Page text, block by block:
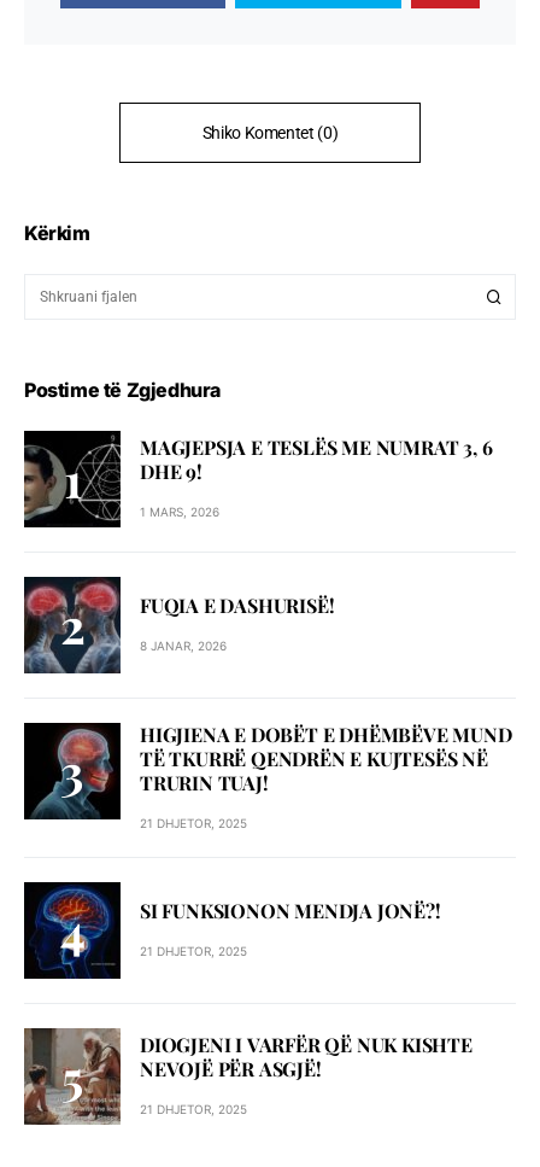
Shiko Komentet (0)
Kërkim
Postime të Zgjedhura
MAGJEPSJA E TESLËS ME NUMRAT 3, 6
DHE 9!
1 MARS, 2026
FUQIA E DASHURISË!
8 JANAR, 2026
HIGJIENA E DOBËT E DHËMBËVE MUND
TË TKURRË QENDRËN E KUJTESËS NË
TRURIN TUAJ!
21 DHJETOR, 2025
SI FUNKSIONON MENDJA JONË?!
21 DHJETOR, 2025
DIOGJENI I VARFËR QË NUK KISHTE
NEVOJË PËR ASGJË!
21 DHJETOR, 2025